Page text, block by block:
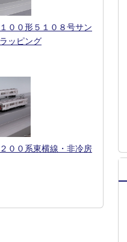
００形５１０８号サン
ッピング
００系東横線・非冷房